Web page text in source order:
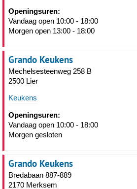
Openingsuren:
Vandaag open 10:00 - 18:00
Morgen open 13:00 - 18:00
Grando Keukens
Mechelsesteenweg 258 B
2500 Lier
Keukens
Openingsuren:
Vandaag open 10:00 - 18:00
Morgen gesloten
Grando Keukens
Bredabaan 887-889
2170 Merksem